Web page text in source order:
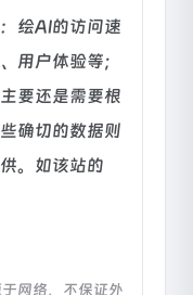
绘AI的访问速
用户体验等；
要还是需要根
确切的数据则
。如该站的
网络，不保证外